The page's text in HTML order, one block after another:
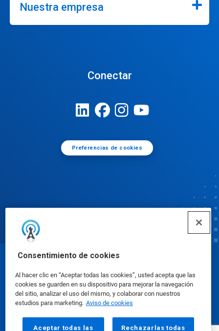
Consentimiento de cookies
Al hacer clic en “Aceptar todas las cookies”, usted acepta que las
cookies se guarden en su dispositivo para mejorar la navegación
del sitio, analizar el uso del mismo, y colaborar con nuestros
estudios para marketing. Aviso de cookies
Aceptar todas las Rechazarlas todas
Nuestra empresa
Conectar
Preferencias de cookies
Hojas de datos de seguridad|Política de privacidad
|condiciones de uso